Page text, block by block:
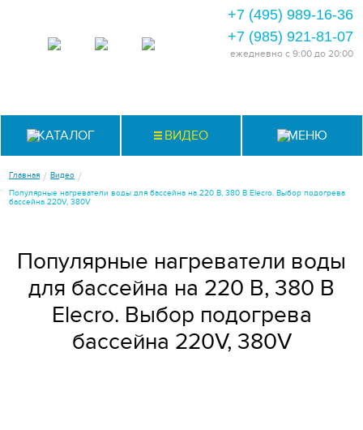
+7 (495) 989-16-36
+7 (985) 921-81-07
ежедневно с 9:00 до 20:00
КАТАЛОГ ВИДЕО МЕНЮ
Главная / Видео /
Популярные нагреватели воды для бассейна на 220 В, 380 В Elecro. Выбор подогрева
бассейна 220V, 380V
Популярные нагреватели воды
для бассейна на 220 В, 380 В
Elecro. Выбор подогрева
бассейна 220V, 380V